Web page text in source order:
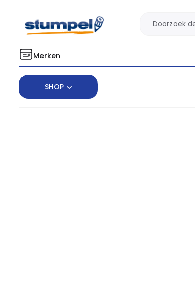
Merken
SHOP
Home Kantoorartikelen